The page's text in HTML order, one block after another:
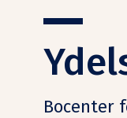
Bocenter